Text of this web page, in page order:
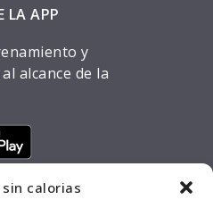
sin calorias
LA APP
y
alcance de la